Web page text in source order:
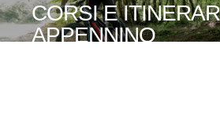
CORSI E
APPENNINO